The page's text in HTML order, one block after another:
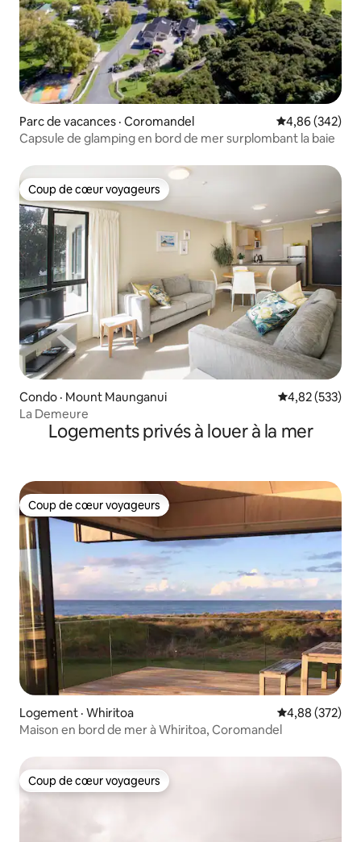
Parc de vacances · Coromandel Note
4,86 (342)
Capsule de glamping en bord de mer surplombant la baie
Coup de cœur voyageurs
Coup de cœur voyageurs
Condo · Mount Maunganui Note
4,82 (533)
La Demeure
Logements privés à louer à la mer
Coup de cœur voyageurs
Coup de cœur voyageurs
Logement · Whiritoa Note
4,88 (372)
Maison en bord de mer à Whiritoa, Coromandel
Coup de cœur voyageurs
Coup de cœur voyageurs